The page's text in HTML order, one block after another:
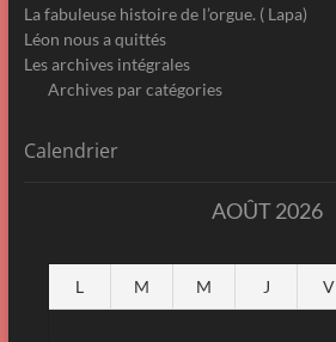
La fabuleuse histoire de l’orgue. ( Lapa)
Léon nous a quittés
Les archives intégrales
Archives par catégories
Calendrier
AOÛT 2026
L M M J V